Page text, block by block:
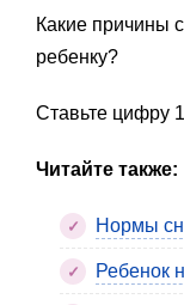
Какие причины
ребенку?
Ставьте цифру
Читайте также:
Нормы
Ребенок